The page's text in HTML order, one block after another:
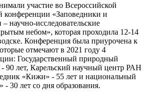
участие во Всероссийской
конференции «Заповедники и
научно-исследовательские
небом», которая проходила 12-14
Конференция была приурочена к
отмечают в 2021 году 4
Государственный природный
90 лет, Карельский научный центр РАН
«Кижи» - 55 лет и национальный
- 30 лет со дня образования.